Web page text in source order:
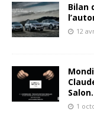
Bilan
12
Salon.
1